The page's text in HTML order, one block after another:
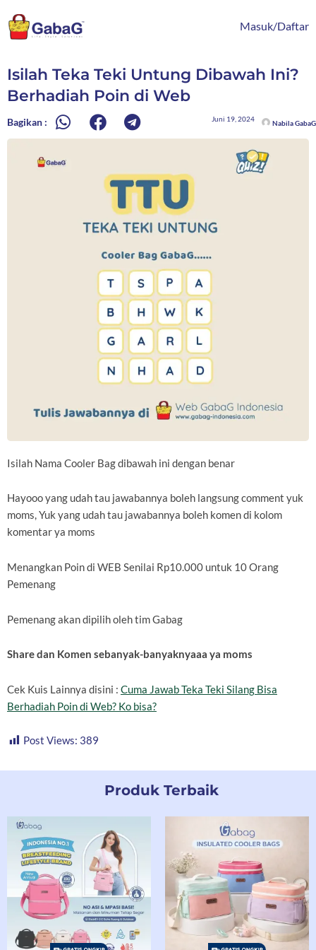
ke
konten
Masuk/Daftar
Isilah Teka Teki Untung Dibawah Ini?
Berhadiah Poin di Web
Bagikan : Juni 19, 2024
Nabila GabaG
Isilah Nama Cooler Bag dibawah ini dengan benar
Hayooo yang udah tau jawabannya boleh langsung comment yuk
moms, Yuk yang udah tau jawabannya boleh komen di kolom
komentar ya moms
Menangkan Poin di WEB Senilai Rp10.000 untuk 10 Orang
Pemenang
Pemenang akan dipilih oleh tim Gabag
Share dan Komen sebanyak-banyaknyaaa ya moms
Cek Kuis Lainnya disini : Cuma Jawab Teka Teki Silang Bisa
Berhadiah Poin di Web? Ko bisa?
Post Views: 389
Produk Terbaik